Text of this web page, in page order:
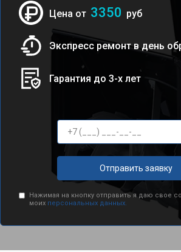
Цена от 3350 руб
Экспресс ремонт в день
Гарантия до 3-х лет
Отправить заявку
Нажимая на кнопку отправить я даю свое
моих персональных данных.